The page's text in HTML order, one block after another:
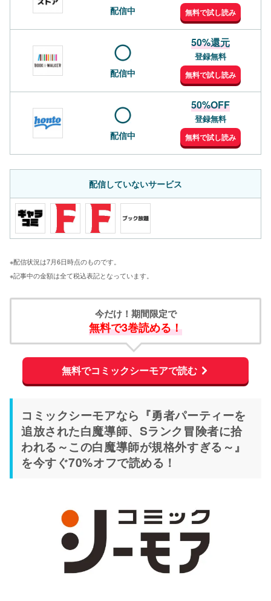
配信中 無料で試し読み
配信中
50%還元
登録無料
無料で試し読み
配信中
50%OFF
登録無料
無料で試し読み
配信していないサービス
※配信状況は7月6日時点のものです。
※記事中の金額は全て税込表記となっています。
今だけ！期間限定で
無料で3巻読める！
無料でコミックシーモアで読む
コミックシーモアなら『勇者パーティーを
追放された白魔導師、Sランク冒険者に拾
われる～この白魔導師が規格外すぎる～』
を今すぐ70%オフで読める！